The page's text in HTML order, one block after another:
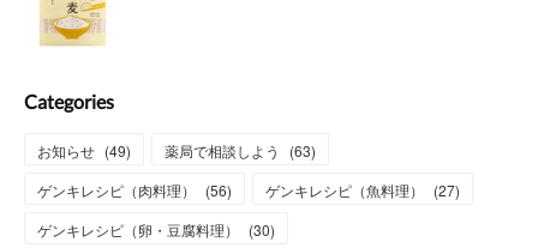
Categories
お知らせ (49) 薬局で相談しよう (63)
ゲンキレシピ（肉料理）
(56) ゲンキレシピ（魚料理） (27)
ゲンキレシピ（卵・豆腐料理）
(30)